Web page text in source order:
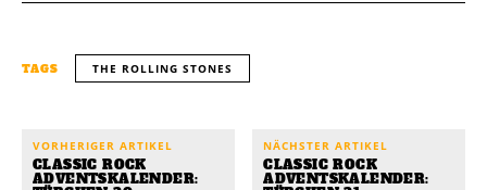
TAGS THE ROLLING STONES
VORHERIGER ARTIKEL
CLASSIC ROCK
ADVENTSKALENDER:
NÄCHSTER ARTIKEL
CLASSIC ROCK
ADVENTSKALENDER: